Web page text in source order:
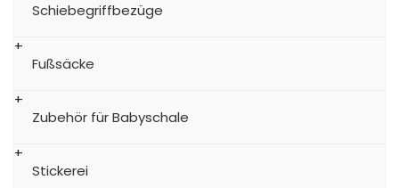
Schiebegriffbezüge
Fußsäcke
Zubehör für Babyschale
Stickerei